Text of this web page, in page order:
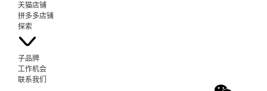
天猫店铺
拼多多店铺
探索
子品牌
工作机会
联系我们